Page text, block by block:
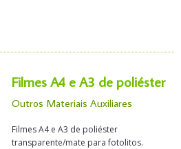
Filmes A4 e A3 de poliéster
Outros Materiais Auxiliares
Filmes A4 e A3 de poliéster
transparente/mate para fotolitos.